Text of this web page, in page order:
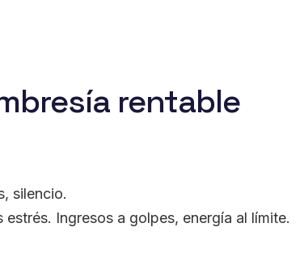
rentable
silencio.
Ingresos a golpes, energía al límite.